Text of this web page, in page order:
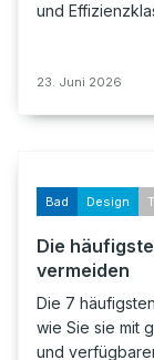
und
23. Juni 2026
Bad Design
Die
vermeiden
Die 7
wie Sie sie mit
und